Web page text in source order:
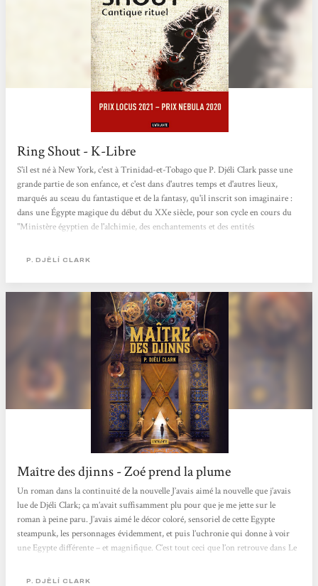
Ring Shout - K-Libre
S'il est né à New York, c'est à Trinidad-et-Tobago que P. Djéli Clark passe une
grande partie de son enfance, et c'est dans d'autres temps et d'autres lieux,
marqués au sceau du fantastique et de la fantasy, qu'il inscrit son imaginaire :
dans une Égypte magique du début du XXe siècle, pour son cycle en cours du
"Ministère égyptien de l'alchimie, des enchantements et des entités
Les Tambours du Dieu noir. Avec Ring Shout, sous-titré en français,
P. DJÈLÍ CLARK
Maître des djinns - Zoé prend la plume
Un roman dans la continuité de la nouvelle J’avais aimé la nouvelle que j’avais
lue de Djéli Clark; ça m’avait suffisamment plu pour que je me jette sur le
roman à peine paru. J’avais aimé le décor coloré, sensoriel de cette Egypte
steampunk, les personnages évidemment, et puis l’uchronie qui donne à voir
une Egypte différente – et magnifique. C’est tout ceci que l’on retrouve dans Le
nickel, rendant la lecture très agréable. J’ai pu passer une petite semaine
P. DJÈLÍ CLARK